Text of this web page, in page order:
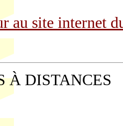
au site internet
À DISTANCES